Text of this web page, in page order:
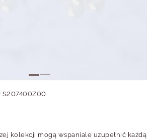
S207400Z00
kolekcji mogą wspaniale uzupełnić każdą